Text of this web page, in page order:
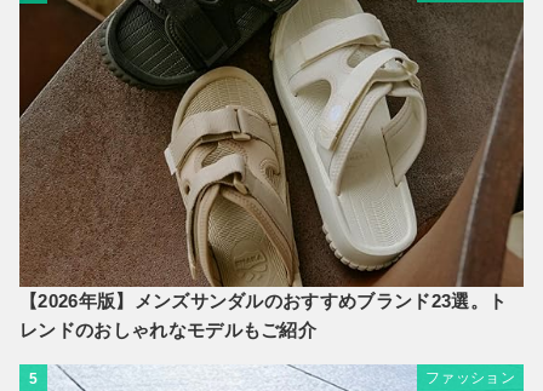
【2026年版】メンズサンダルのおすすめブランド23選。ト
レンドのおしゃれなモデルもご紹介
5 ファッション